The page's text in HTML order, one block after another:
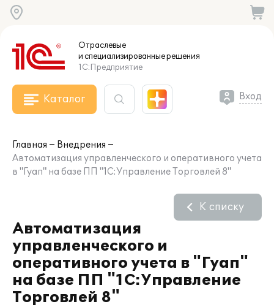
Отраслевые
и специализированныерешения
1С:Предприятие
Каталог Вход
Главная
Внедрения
Автоматизация управленческого и оперативного учета
в "Гуап" на базе ПП "1С:Управление Торговлей 8"
Автоматизация
управленческого и
оперативного учета в "Гуап"
на базе ПП "1С:Управление
Торговлей 8"
К списку